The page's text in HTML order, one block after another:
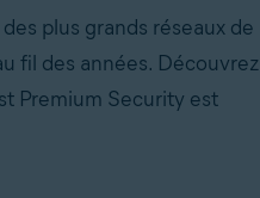
plus grands réseaux de
fil des années. Découvrez
Premium Security est